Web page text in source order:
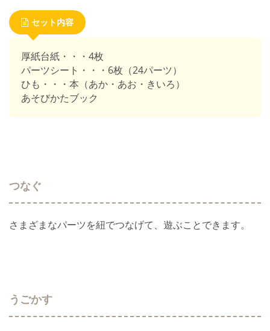
セット内容
厚紙台紙・・・4枚
パーツシート・・・6枚（24パーツ）
ひも・・・本（あか・あお・きいろ）
あそびかたブック
つなぐ
さまざまなパーツを紐でつなげて、遊ぶことできます。
うごかす